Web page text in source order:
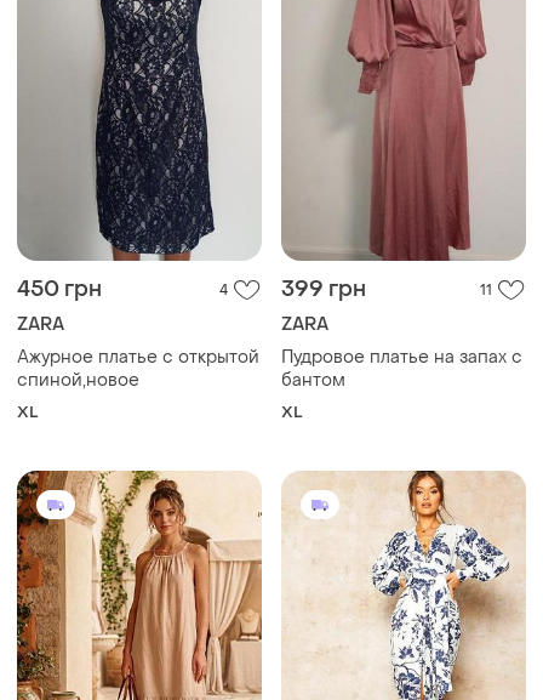
450 грн 4
ZARA
Ажурное платье с открытой
спиной,новое
XL
399 грн 11
ZARA
Пудровое платье на запах с
бантом
XL